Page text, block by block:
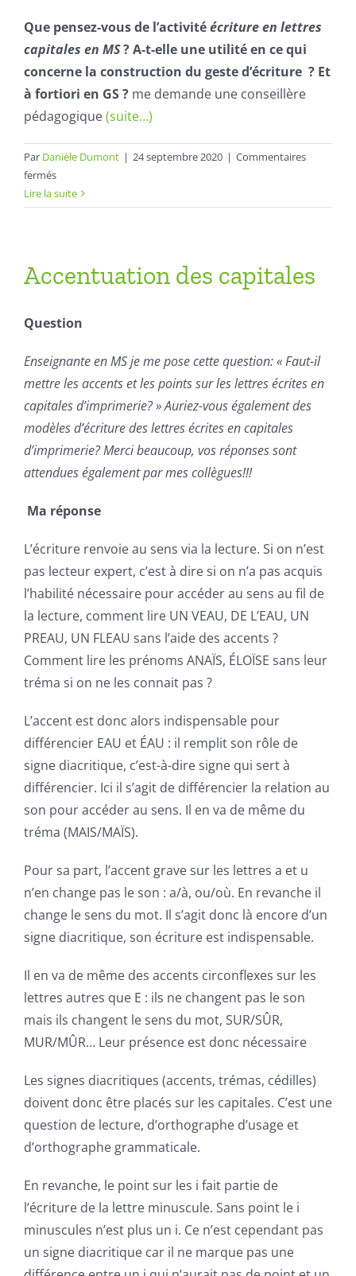
Que pensez-vous de l’activitéécriture en lettres
capitales en MS? A-t-elle une utilité en ce qui
concerne la construction du geste d’écriture ? Et
à fortiori en GS ? me demande une conseillère
pédagogique(suite…)
Par Danièle Dumont | 24 septembre 2020 | Commentaires
ferméssur
LES
CAPITALES
Lire la suite
Accentuation des capitales
Question
Enseignante en MS je me pose cette question: « Faut-il
mettre les accents et les points sur les lettres écrites en
capitales d’imprimerie? » Auriez-vous également des
modèles d’écriture des lettres écrites en capitales
d’imprimerie? Merci beaucoup, vos réponses sont
attendues également par mes collègues!!!
Ma réponse
L’écriture renvoie au sens via la lecture. Si on n’est
pas lecteur expert, c’est à dire si on n’a pas acquis
l’habilité nécessaire pour accéder au sens au fil de
la lecture, comment lire UN VEAU, DE L’EAU, UN
PREAU, UN FLEAU sans l’aide des accents ?
Comment lire les prénoms ANAÏS, ÉLOÏSE sans leur
tréma si on ne les connait pas ?
L’accent est donc alors indispensable pour
différencier EAU et ÉAU : il remplit son rôle de
signe diacritique, c’est-à-dire signe qui sert à
différencier. Ici il s’agit de différencier la relation au
son pour accéder au sens. Il en va de même du
tréma (MAIS/MAÏS).
Pour sa part, l’accent grave sur les lettres a et u
n’en change pas le son : a/à, ou/où. En revanche il
change le sens du mot. Il s’agit donc là encore d’un
signe diacritique, son écriture est indispensable.
Il en va de même des accents circonflexes sur les
lettres autres que E : ils ne changent pas le son
mais ils changent le sens du mot, SUR/SÛR,
MUR/MÛR… Leur présence est donc nécessaire
Les signes diacritiques (accents, trémas, cédilles)
doivent donc être placés sur les capitales. C’est une
question de lecture, d’orthographe d’usage et
d’orthographe grammaticale.
En revanche, le point sur les i fait partie de
l’écriture de la lettre minuscule. Sans point le i
minuscules n’est plus un i. Ce n’est cependant pas
un signe diacritique car il ne marque pas une